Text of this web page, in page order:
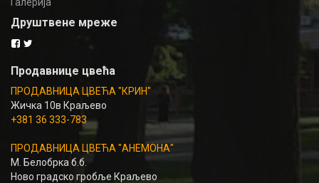
Друштвене мреже
Продавнице цвећа
ПРОДАВНИЦА ЦВЕЋА "КРИН"
Жичка 10в Краљево
+381 36 333-783
ПРОДАВНИЦА ЦВЕЋА "АНЕМОНА"
М. Белобрка б.б.
Ново градско гробље Краљево